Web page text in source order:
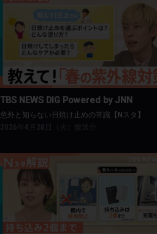
TBS NEWS DIG Powered by JNN
意外と知らない日焼け止めの常識【Nスタ】
TBS NEWS DIG Powered by JNN
意外と知らない日焼け止めの常識【Nスタ】
2026年4月28日（火）放送分
TBS NEWS DIG Powered by JNN
「モバ充」機内での新ルール【Nスタ】